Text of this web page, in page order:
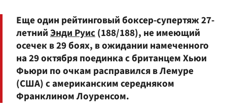
Еще один рейтинговый боксер-супертяж 27-
летнийЭнди Руис(188/188), не имеющий
осечек в 29 боях, в ожидании намеченного
на 29 октября поединка с британцем Хьюи
Фьюри по очкам расправился в Лемуре
(США) с американским середняком
Франклином Лоуренсом.